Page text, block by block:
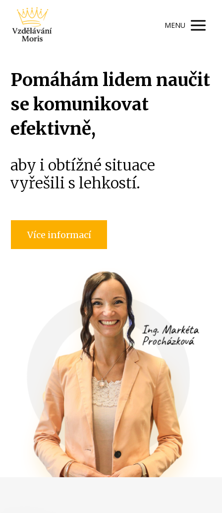
MENU
Pomáhám lidem naučit
se komunikovat
efektivně,
aby i obtížné situace
vyřešili s lehkostí.
Více informací